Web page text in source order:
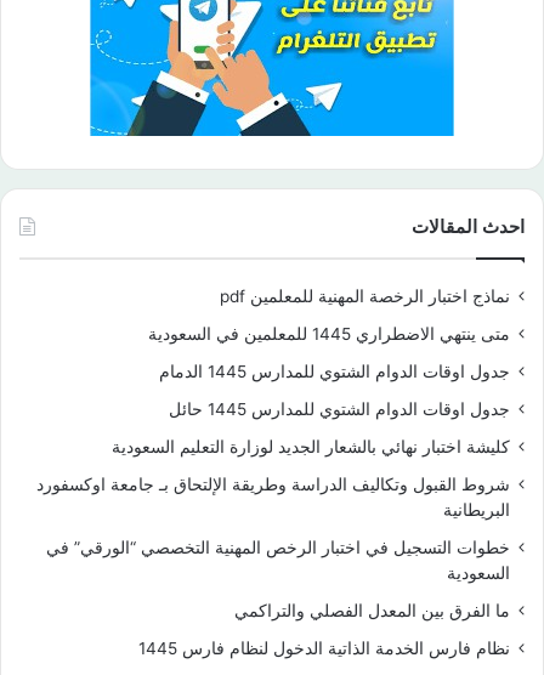
احدث المقالات
نماذج اختبار الرخصة المهنية للمعلمين pdf
متى ينتهي الاضطراري 1445 للمعلمين في السعودية
جدول اوقات الدوام الشتوي للمدارس 1445 الدمام
جدول اوقات الدوام الشتوي للمدارس 1445 حائل
كليشة اختبار نهائي بالشعار الجديد لوزارة التعليم السعودية
شروط القبول وتكاليف الدراسة وطريقة الإلتحاق بـ جامعة اوكسفورد
البريطانية
خطوات التسجيل في اختبار الرخص المهنية التخصصي “الورقي” في
السعودية
ما الفرق بين المعدل الفصلي والتراكمي
نظام فارس الخدمة الذاتية الدخول لنظام فارس 1445